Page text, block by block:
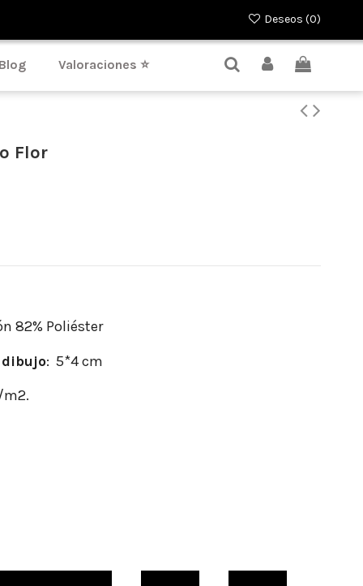
Deseos (0)
Valoraciones ⭐
Flor
82% Poliéster
: 5*4 cm
m2.